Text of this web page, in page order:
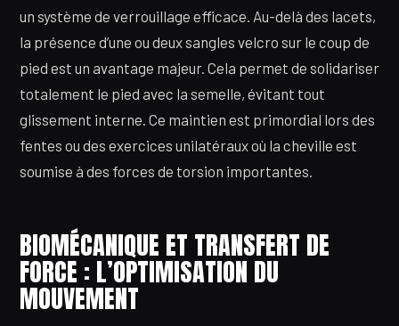
un système de verrouillage efficace. Au-delà des lacets,
la présence d’une ou deux sangles velcro sur le coup de
pied est un avantage majeur. Cela permet de solidariser
totalement le pied avec la semelle, évitant tout
glissement interne. Ce maintien est primordial lors des
fentes ou des exercices unilatéraux où la cheville est
soumise à des forces de torsion importantes.
BIOMÉCANIQUE ET TRANSFERT DE
FORCE : L’OPTIMISATION DU
MOUVEMENT